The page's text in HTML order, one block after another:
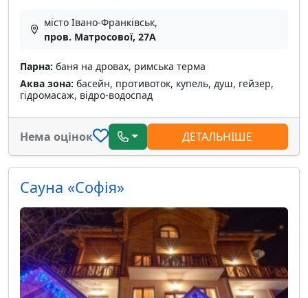
місто Івано-Франківськ,
пров. Матросової, 27А
Парна: баня на дровах, римська терма
Аква зона: басейн, противоток, купель, душ, гейзер,
гідромасаж, відро-водоспад
Нема оцінок ДЕТАЛЬНІШЕ
Сауна «Софія»